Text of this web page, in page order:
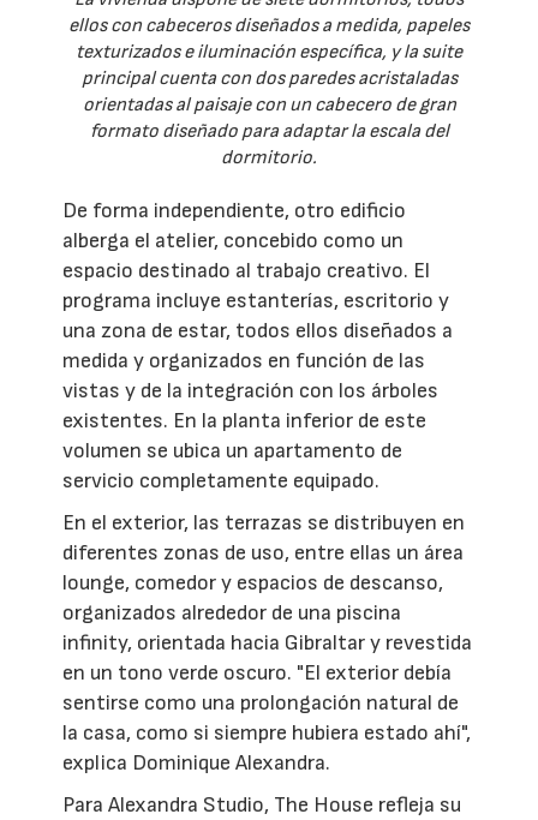
ellos con cabeceros diseñados a medida, papeles
texturizados e iluminación específica, y la suite
principal cuenta con dos paredes acristaladas
orientadas al paisaje con un cabecero de gran
formato diseñado para adaptar la escala del
dormitorio.
De forma independiente, otro edificio
alberga el atelier, concebido como un
espacio destinado al trabajo creativo. El
programa incluye estanterías, escritorio y
una zona de estar, todos ellos diseñados a
medida y organizados en función de las
vistas y de la integración con los árboles
existentes. En la planta inferior de este
volumen se ubica un apartamento de
servicio completamente equipado.
En el exterior, las terrazas se distribuyen en
diferentes zonas de uso, entre ellas un área
lounge, comedor y espacios de descanso,
organizados alrededor de una piscina
infinity, orientada hacia Gibraltar y revestida
en un tono verde oscuro. "El exterior debía
sentirse como una prolongación natural de
la casa, como si siempre hubiera estado ahí",
explica Dominique Alexandra.
Para Alexandra Studio, The House refleja su